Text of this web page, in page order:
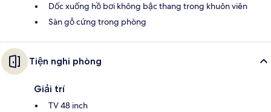
Dốc xuống hồ bơi không bậc thang trong khuôn viên
Sàn gỗ cứng trong phòng
Tiện nghi phòng
Giải trí
TV 48 inch